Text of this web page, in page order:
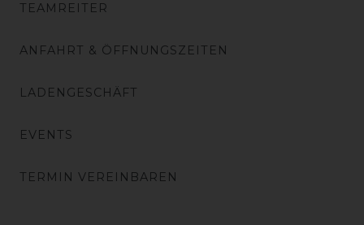
TEAMREITER
ANFAHRT & ÖFFNUNGSZEITEN
LADENGESCHÄFT
EVENTS
TERMIN VEREINBAREN